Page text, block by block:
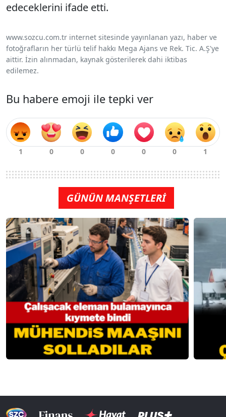
edeceklerini ifade etti.
www.sozcu.com.tr internet sitesinde yayınlanan yazı, haber ve
fotoğrafların her türlü telif hakkı Mega Ajans ve Rek. Tic. A.Ş'ye
aittir. İzin alınmadan, kaynak gösterilerek dahi iktibas
edilemez.
Bu habere emoji ile tepki ver
GÜNÜN MANŞETLERİ